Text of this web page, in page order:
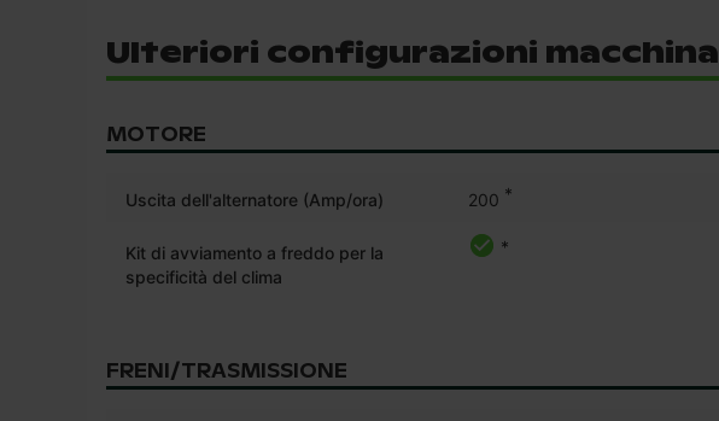
Ulteriori configurazioni macchina
MOTORE
Uscita dell'alternatore (Amp/ora) 200 *
Kit di avviamento a freddo per la
specificità del clima
*
FRENI/TRASMISSIONE